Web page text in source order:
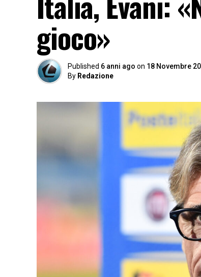
gioco»
Published 6 anni ago on 18 Novembre
By Redazione